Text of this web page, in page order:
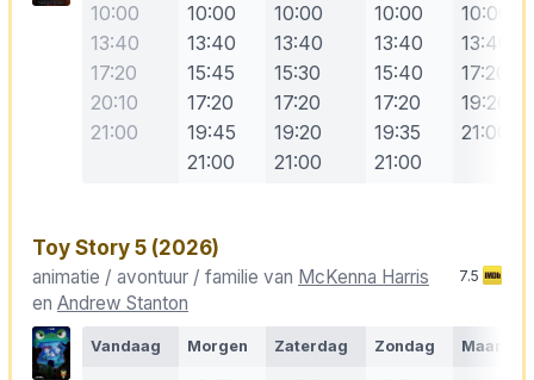
10:00
13:40
17:20
20:10
21:00
10:00
13:40
15:45
17:20
19:45
21:00
10:00
13:40
15:30
17:20
19:20
21:00
10:00
13:40
15:40
17:20
19:35
21:00
10:00
13:40
17:20
19:20
21:00
Toy Story 5 (2026)
animatie / avontuur / familie van McKenna Harris
en Andrew Stanton
7.5
Vandaag Morgen Zaterdag Zondag Maandag